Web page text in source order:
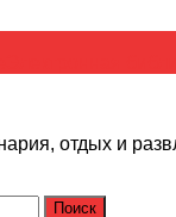
отдых и